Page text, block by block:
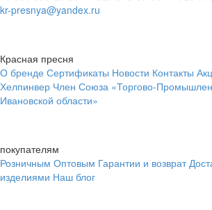
kr-presnya@yandex.ru
Красная пресня
О бренде Сертификаты Новости Контакты
Хелпинвер Член Союза «Торгово-
Ивановской области»
покупателям
Розничным Оптовым Гарантии и возврат
изделиями Наш блог